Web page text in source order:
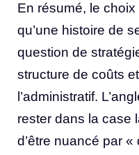
En résumé, le choix
qu’une histoire de
question de
structure de coûts
l’administratif.
rester dans la case
d’être nuancé par